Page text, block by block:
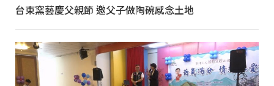
台東窯藝慶父親節 邀父子做陶碗感念土地